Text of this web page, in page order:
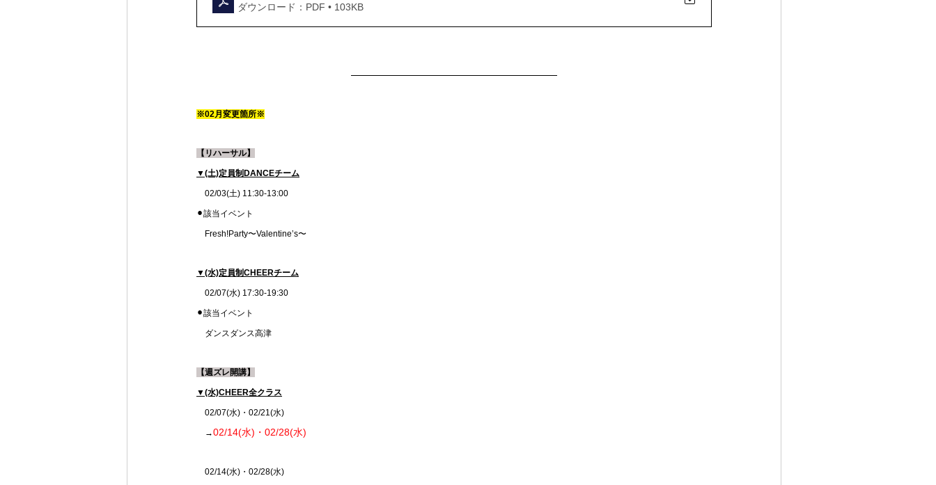
ダウンロード：PDF • 103KB
※02月変更箇所※
【リハーサル】
▼(土)定員制DANCEチーム
02/03(土) 11:30-13:00
⚫︎該当イベント
Fresh!Party〜Valentine’s〜
▼(水)定員制CHEERチーム
02/07(水) 17:30-19:30
⚫︎該当イベント
ダンスダンス高津
【週ズレ開講】
▼(水)CHEER全クラス
02/07(水)・02/21(水)
→02/14(水)・02/28(水)
02/14(水)・02/28(水)